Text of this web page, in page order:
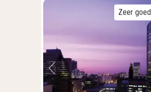
Vorige foto
Zeer goed